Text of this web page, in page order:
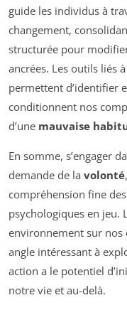
guide les individus à
changement,
structurée pour
ancrées. Les outils liés
permettent d’identifier
conditionnent nos
d’une mauvaise
En somme, s’engager
demande de la volonté
compréhension fine
psychologiques en jeu.
environnement sur
angle intéressant à
action a le potentiel
notre vie et au-delà.